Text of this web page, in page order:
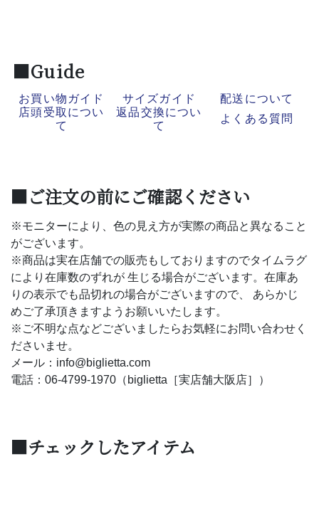
■Guide
お買い物ガイド サイズガイド
配送について
店頭受取につい
て
返品交換につい
て
よくある質問
■ご注文の前にご確認ください
※モニターにより、色の見え方が実際の商品と異なること
がございます。
※商品は実在店舗での販売もしておりますのでタイムラグ
により在庫数のずれが 生じる場合がございます。在庫あ
りの表示でも品切れの場合がございますので、 あらかじ
めご了承頂きますようお願いいたします。
※ご不明な点などございましたらお気軽にお問い合わせく
ださいませ。
メール：info@biglietta.com
電話：06-4799-1970（biglietta［実店舗大阪店］）
■チェックしたアイテム